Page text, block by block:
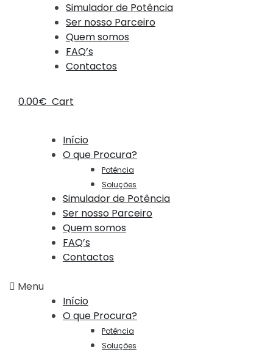
Simulador de Potência
Ser nosso Parceiro
Quem somos
FAQ’s
Contactos
0.00€ Cart
Início
O que Procura?
Potência
Soluções
Simulador de Potência
Ser nosso Parceiro
Quem somos
FAQ’s
Contactos
Menu
Início
O que Procura?
Potência
Soluções